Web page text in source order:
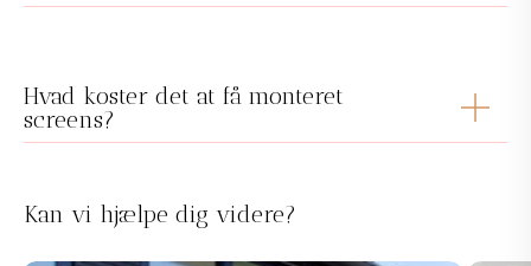
Hvad koster det at få monteret
screens?
Kan vi hjælpe dig videre?